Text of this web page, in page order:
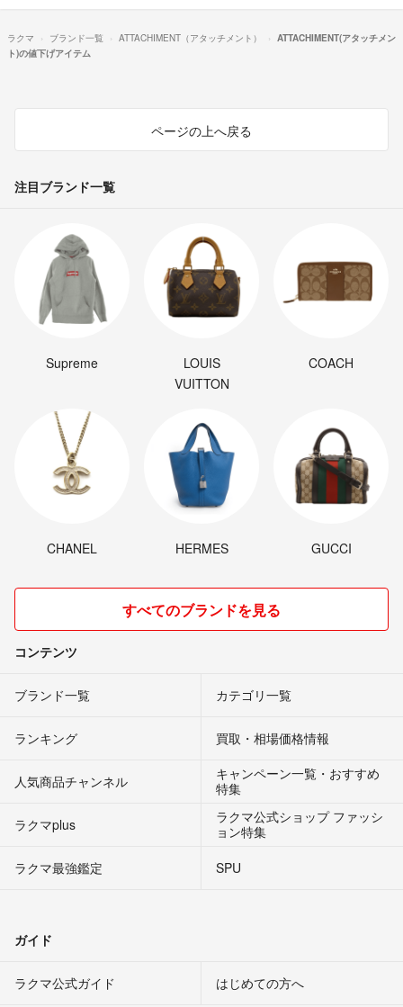
ラクマ ブランド一覧 ATTACHIMENT（アタッチメント）
ATTACHIMENT(アタッチメン
ト)の値下げアイテム
ページの上へ戻る
注目ブランド一覧
Supreme
LOUIS
VUITTON
COACH
CHANEL HERMES GUCCI
すべてのブランドを見る
コンテンツ
ブランド一覧 カテゴリ一覧
ランキング 買取・相場価格情報
人気商品チャンネル
キャンペーン一覧・おすすめ
特集
ラクマplus
ラクマ公式ショップ ファッシ
ョン特集
ラクマ最強鑑定
SPU
ガイド
ラクマ公式ガイド はじめての方へ